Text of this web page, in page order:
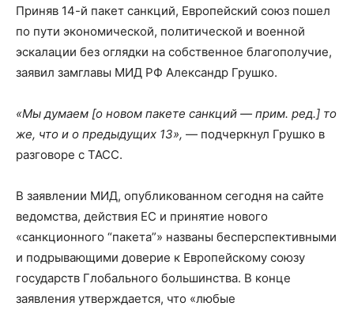
Приняв 14-й пакет санкций, Европейский союз пошел
по пути экономической, политической и военной
эскалации без оглядки на собственное благополучие,
заявил замглавы МИД РФ Александр Грушко.
«Мы думаем [о новом пакете санкций — прим. ред.] то
же, что и о предыдущих 13», — подчеркнул Грушко в
разговоре с ТАСС.
В заявлении МИД, опубликованном сегодня на сайте
ведомства, действия ЕС и принятие нового
«санкционного “пакета”» названы бесперспективными
и подрывающими доверие к Европейскому союзу
государств Глобального большинства. В конце
заявления утверждается, что «любые